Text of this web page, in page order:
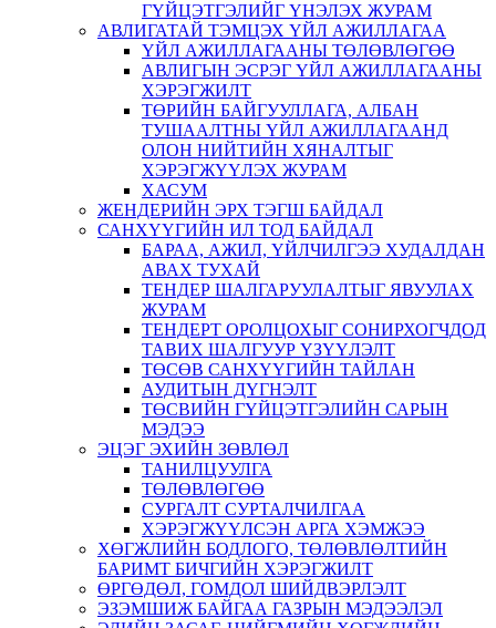
ГҮЙЦЭТГЭЛИЙГ ҮНЭЛЭХ ЖУРАМ
АВЛИГАТАЙ ТЭМЦЭХ ҮЙЛ АЖИЛЛАГАА
ҮЙЛ АЖИЛЛАГААНЫ ТӨЛӨВЛӨГӨӨ
АВЛИГЫН ЭСРЭГ ҮЙЛ АЖИЛЛАГААНЫ
ХЭРЭГЖИЛТ
ТӨРИЙН БАЙГУУЛЛАГА, АЛБАН
ТУШААЛТНЫ ҮЙЛ АЖИЛЛАГААНД
ОЛОН НИЙТИЙН ХЯНАЛТЫГ
ХЭРЭГЖҮҮЛЭХ ЖУРАМ
ХАСУМ
ЖЕНДЕРИЙН ЭРХ ТЭГШ БАЙДАЛ
САНХҮҮГИЙН ИЛ ТОД БАЙДАЛ
БАРАА, АЖИЛ, ҮЙЛЧИЛГЭЭ ХУДАЛДАН
АВАХ ТУХАЙ
ТЕНДЕР ШАЛГАРУУЛАЛТЫГ ЯВУУЛАХ
ЖУРАМ
ТЕНДЕРТ ОРОЛЦОХЫГ СОНИРХОГЧДОД
ТАВИХ ШАЛГУУР ҮЗҮҮЛЭЛТ
ТӨСӨВ САНХҮҮГИЙН ТАЙЛАН
АУДИТЫН ДҮГНЭЛТ
ТӨСВИЙН ГҮЙЦЭТГЭЛИЙН САРЫН
МЭДЭЭ
ЭЦЭГ ЭХИЙН ЗӨВЛӨЛ
ТАНИЛЦУУЛГА
ТӨЛӨВЛӨГӨӨ
СУРГАЛТ СУРТАЛЧИЛГАА
ХЭРЭГЖҮҮЛСЭН АРГА ХЭМЖЭЭ
ХӨГЖЛИЙН БОДЛОГО, ТӨЛӨВЛӨЛТИЙН
БАРИМТ БИЧГИЙН ХЭРЭГЖИЛТ
ӨРГӨДӨЛ, ГОМДОЛ ШИЙДВЭРЛЭЛТ
ЭЗЭМШИЖ БАЙГАА ГАЗРЫН МЭДЭЭЛЭЛ